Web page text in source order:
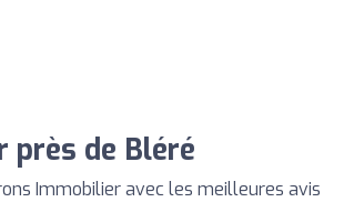
près de Bléré
Immobilier avec les meilleures avis